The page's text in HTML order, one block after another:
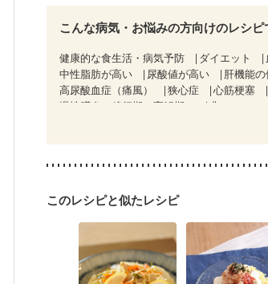
こんな病気・お悩みの方向けのレシピ
健康的な食生活・病気予防 ダイエット
中性脂肪が高い
尿酸値が高い 肝機能
高尿酸血症（痛風）
狭心症 心筋梗塞
慢性膵炎（移行期・寛解期）
非アルコー
妊娠中(初期)
妊婦健診・体重増加が気に
産後（ミルク）
骨折
このレシピと似たレシピ